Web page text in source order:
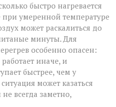
быстро нагревается
умеренной температуре
может раскалиться до
минуты. Для
особенно опасен:
иначе, и
быстрее, чем у
может казаться
всегда заметно,